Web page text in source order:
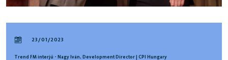
23/01/2023
Trend FM interjú - Nagy Iván, Development Director | CPI Hungary